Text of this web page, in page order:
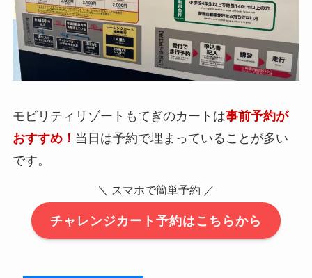
モビリティリゾートもてぎのカートは事前予約が
おすすめ！ 当日は予約で埋まっていることが多い
です。
＼ スマホで簡単予約 ／
チャレンジカート予約はこちらから